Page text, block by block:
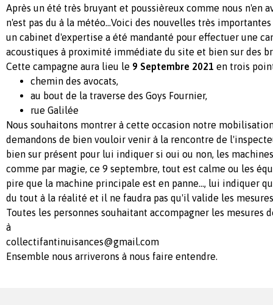
Après un été très bruyant et poussièreux comme nous n'en
n'est pas du à la météo...Voici des nouvelles très
un cabinet d'expertise a été mandanté pour effectuer une
acoustiques à proximité immédiate du site et bien sur des
Cette campagne aura lieu le 9 Septembre 2021 en trois
chemin des avocats,
au bout de la traverse des Goys Fournier,
rue Galilée
Nous souhaitons montrer à cette occasion notre
demandons de bien vouloir venir à la rencontre de
bien sur présent pour lui indiquer si oui ou non, les
comme par magie, ce 9 septembre, tout est calme ou les
pire que la machine principale est en panne..., lui indiquer
du tout à la réalité et il ne faudra pas qu'il valide les
Toutes les personnes souhaitant accompagner les mesures
à
collectifantinuisances@gmail.com
Ensemble nous arriverons à nous faire entendre.